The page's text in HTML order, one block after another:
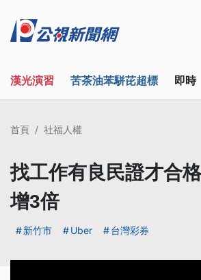
漢光演習 苦茶油苯駢芘超標 即時
首頁 社福人權
找工作有良民證才合
增3倍
新竹市 Uber 台灣彩券